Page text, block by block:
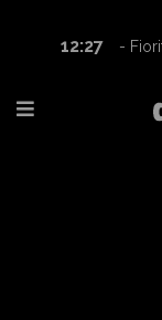
12:27
-